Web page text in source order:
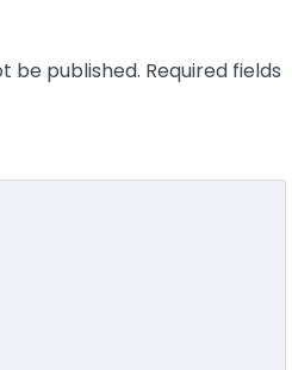
be published. Required fields